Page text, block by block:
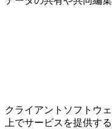
クライアントソフトウ
上でサービスを提供す